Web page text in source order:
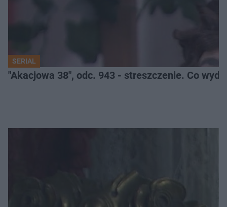
SERIAL
"Akacjowa 38", odc. 943 - streszczenie. Co